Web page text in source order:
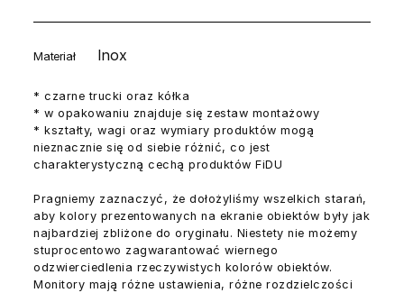
Materiał Inox
* czarne trucki oraz kółka
* w opakowaniu znajduje się zestaw montażowy
* kształty, wagi oraz wymiary produktów mogą
nieznacznie się od siebie różnić, co jest
charakterystyczną cechą produktów FiDU
Pragniemy zaznaczyć, że dołożyliśmy wszelkich starań,
aby kolory prezentowanych na ekranie obiektów były jak
najbardziej zbliżone do oryginału. Niestety nie możemy
stuprocentowo zagwarantować wiernego
odzwierciedlenia rzeczywistych kolorów obiektów.
Monitory mają różne ustawienia, różne rozdzielczości